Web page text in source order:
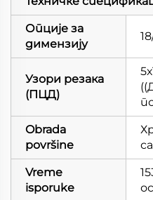
Опције за
димензију
Узори резака
(ПЦД)
Obrada
površine
Vreme
isporuke